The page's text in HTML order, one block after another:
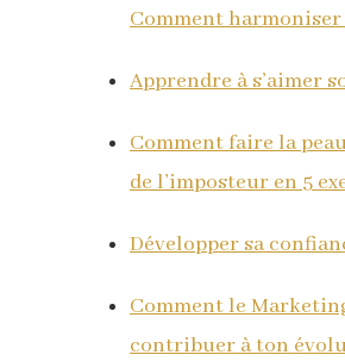
Comment harmoniser
Apprendre à s’aimer
Comment faire la
de l’imposteur en 5
Développer sa
Comment le
contribuer à ton